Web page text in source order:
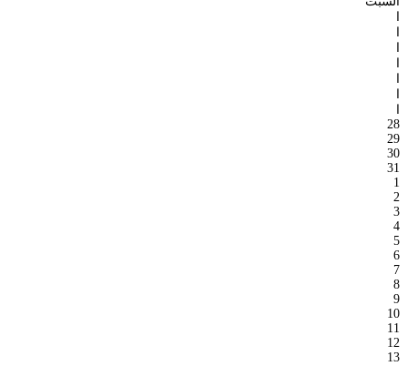
ا
ا
ا
ا
ا
ا
ا
28
29
30
31
1
2
3
4
5
6
7
8
9
10
11
12
13